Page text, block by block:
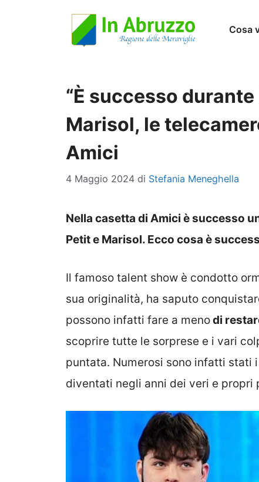
Cosa
“È successo
Marisol, le
Amici
4 Maggio 2024 di Stefania Meneghella
Nella casetta di Amici è successo
Petit e Marisol. Ecco cosa è
Il famoso talent show è condotto
sua originalità, ha saputo
possono infatti fare a menodi
scoprire tutte le sorprese e i vari
puntata. Numerosi sono infatti stati
diventati negli anni dei veri e propri